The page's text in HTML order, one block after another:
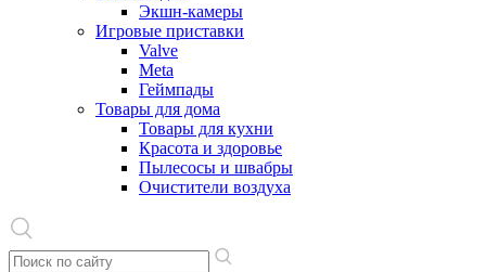
Экшн-камеры
Игровые приставки
Valve
Meta
Геймпады
Товары для дома
Товары для кухни
Красота и здоровье
Пылесосы и швабры
Очистители воздуха